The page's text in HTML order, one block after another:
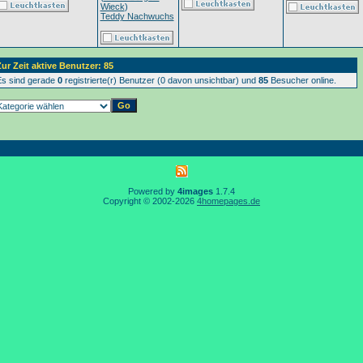
Wieck)
Teddy Nachwuchs
Zeit aktive Benutzer: 85
sind gerade 0registrierte(r) Benutzer (0 davon unsichtbar) und 85Besucher online.
Powered by 4images 1.7.4
Copyright © 2002-2026 4homepages.de